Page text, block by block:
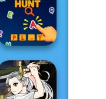
Dora Cooking in
la Cucina
Word Hunt